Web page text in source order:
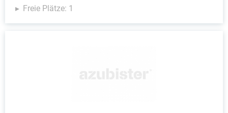
Freie Plätze: 1